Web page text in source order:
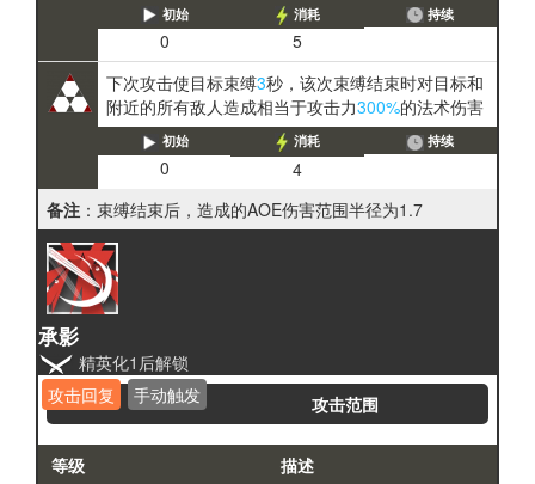
初始
0
消耗
5
持续
下次攻击使目标束缚3秒，该次束缚结束时对目标和
附近的所有敌人造成相当于攻击力300%的法术伤害
初始
0
消耗
4
持续
备注 ：束缚结束后，造成的AOE伤害范围半径为1.7
承影
精英化1后解锁
攻击回复
手动触发 攻击范围
等级
描述